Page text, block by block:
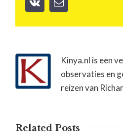
Kinya.nl is een
observaties en
reizen van
Related Posts